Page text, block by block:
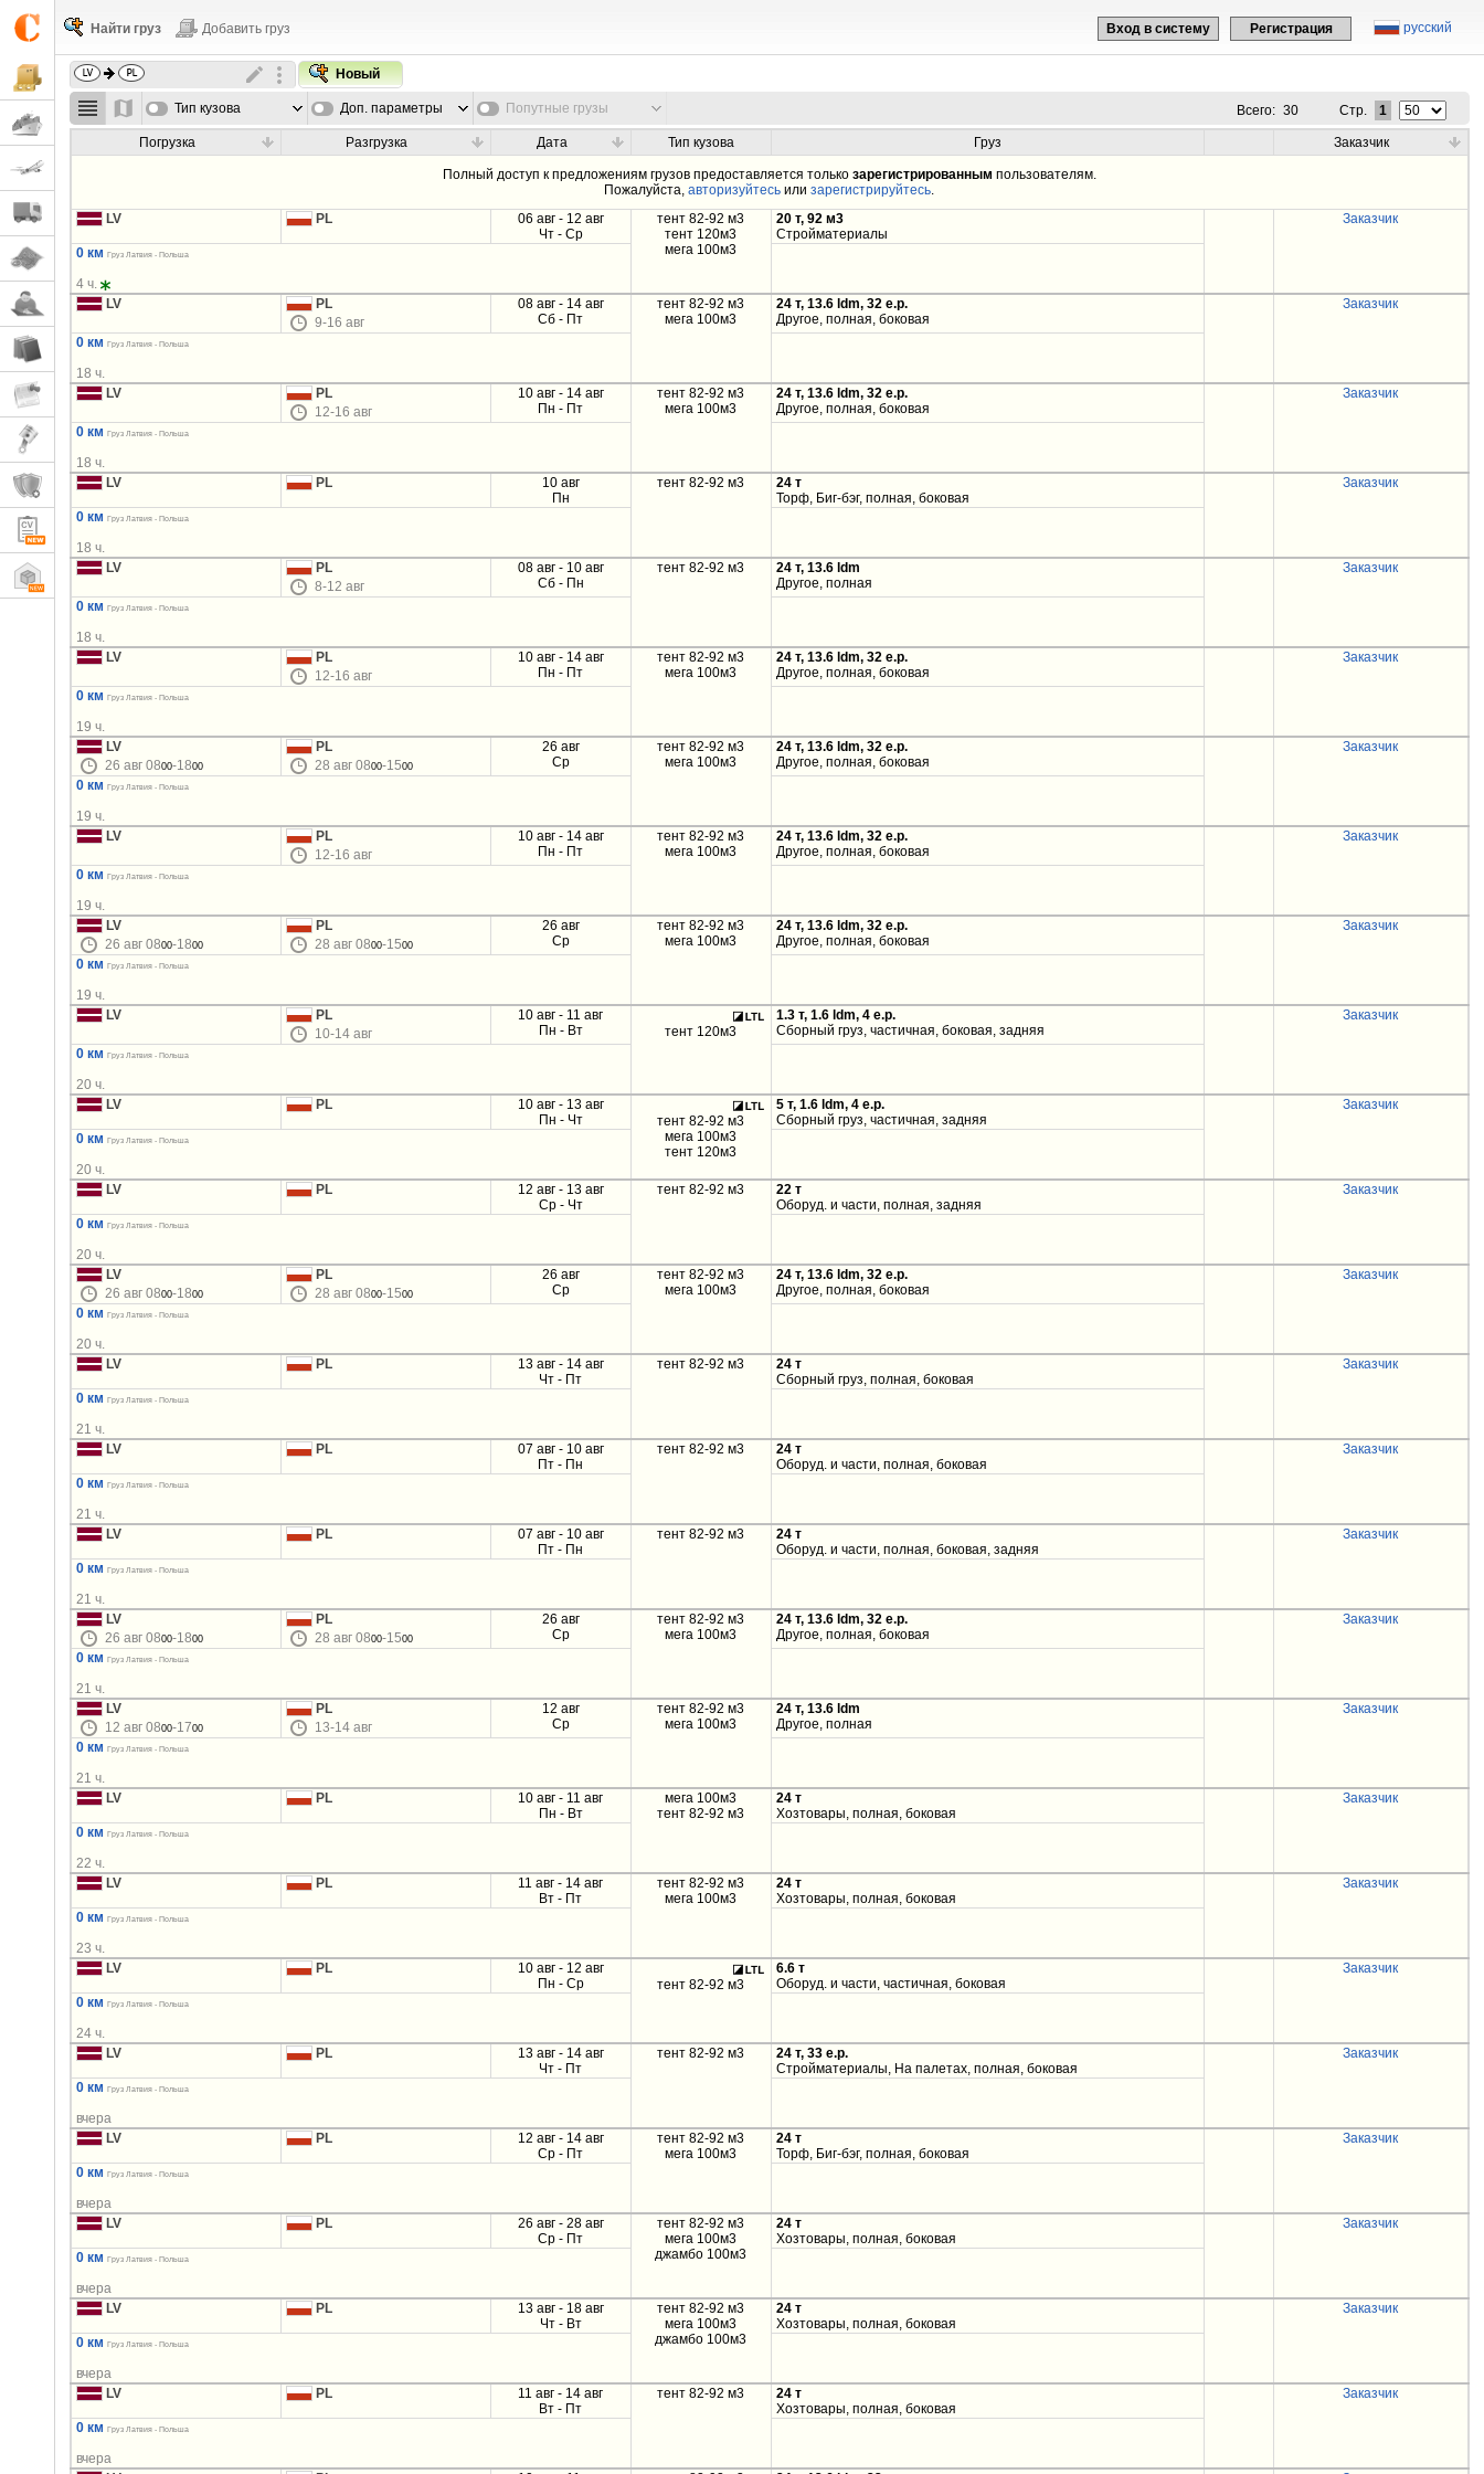
русский
Вход в систему Регистрация
Найти груз Добавить груз
Новый
Тип кузова Доп. параметры Попутные грузы Всего: 30 Стр. 1
Погрузка Разгрузка Дата Тип кузова Груз Заказчик
Полный доступ к предложениям грузов предоставляется только зарегистрированным пользователям.
Пожалуйста,авторизуйтесь илизарегистрируйтесь.
LV
PL
06 авг - 12 авг
Чт - Ср
тент 82-92 м3
тент 120м3
мега 100м3
20 т, 92 м3
Стройматериалы
Заказчик
0 км Груз Латвия - Польша
4 ч.
LV
PL
9-16 авг
08 авг - 14 авг
Сб - Пт
тент 82-92 м3
мега 100м3
24 т, 13.6 ldm, 32 e.p.
Другое, полная, боковая
Заказчик
0 км Груз Латвия - Польша
18 ч.
LV
PL
12-16 авг
10 авг - 14 авг
Пн - Пт
тент 82-92 м3
мега 100м3
24 т, 13.6 ldm, 32 e.p.
Другое, полная, боковая
Заказчик
0 км Груз Латвия - Польша
18 ч.
LV
PL
10 авг
Пн
тент 82-92 м3
24 т
Торф, Биг-бэг, полная, боковая
Заказчик
0 км Груз Латвия - Польша
18 ч.
LV
PL
8-12 авг
08 авг - 10 авг
Сб - Пн
тент 82-92 м3
24 т, 13.6 ldm
Другое, полная
Заказчик
0 км Груз Латвия - Польша
18 ч.
LV
PL
12-16 авг
10 авг - 14 авг
Пн - Пт
тент 82-92 м3
мега 100м3
24 т, 13.6 ldm, 32 e.p.
Другое, полная, боковая
Заказчик
0 км Груз Латвия - Польша
19 ч.
LV
26 авг 0800-1800
PL
28 авг 0800-1500
26 авг
Ср
тент 82-92 м3
мега 100м3
24 т, 13.6 ldm, 32 e.p.
Другое, полная, боковая
Заказчик
0 км Груз Латвия - Польша
19 ч.
LV
PL
12-16 авг
10 авг - 14 авг
Пн - Пт
тент 82-92 м3
мега 100м3
24 т, 13.6 ldm, 32 e.p.
Другое, полная, боковая
Заказчик
0 км Груз Латвия - Польша
19 ч.
LV
26 авг 0800-1800
PL
28 авг 0800-1500
26 авг
Ср
тент 82-92 м3
мега 100м3
24 т, 13.6 ldm, 32 e.p.
Другое, полная, боковая
Заказчик
0 км Груз Латвия - Польша
19 ч.
LV
PL
10-14 авг
10 авг - 11 авг
Пн - Вт
тент 120м3
1.3 т, 1.6 ldm, 4 e.p.
Сборный груз, частичная, боковая, задняя
Заказчик
0 км Груз Латвия - Польша
20 ч.
LV
PL
10 авг - 13 авг
Пн - Чт
тент 82-92 м3
мега 100м3
тент 120м3
5 т, 1.6 ldm, 4 e.p.
Сборный груз, частичная, задняя
Заказчик
0 км Груз Латвия - Польша
20 ч.
LV
PL
12 авг - 13 авг
Ср - Чт
тент 82-92 м3
22 т
Оборуд. и части, полная, задняя
Заказчик
0 км Груз Латвия - Польша
20 ч.
LV
26 авг 0800-1800
PL
28 авг 0800-1500
26 авг
Ср
тент 82-92 м3
мега 100м3
24 т, 13.6 ldm, 32 e.p.
Другое, полная, боковая
Заказчик
0 км Груз Латвия - Польша
20 ч.
LV
PL
13 авг - 14 авг
Чт - Пт
тент 82-92 м3
24 т
Сборный груз, полная, боковая
Заказчик
0 км Груз Латвия - Польша
21 ч.
LV
PL
07 авг - 10 авг
Пт - Пн
тент 82-92 м3
24 т
Оборуд. и части, полная, боковая
Заказчик
0 км Груз Латвия - Польша
21 ч.
LV
PL
07 авг - 10 авг
Пт - Пн
тент 82-92 м3
24 т
Оборуд. и части, полная, боковая, задняя
Заказчик
0 км Груз Латвия - Польша
21 ч.
LV
26 авг 0800-1800
PL
28 авг 0800-1500
26 авг
Ср
тент 82-92 м3
мега 100м3
24 т, 13.6 ldm, 32 e.p.
Другое, полная, боковая
Заказчик
0 км Груз Латвия - Польша
21 ч.
LV
12 авг 0800-1700
PL
13-14 авг
12 авг
Ср
тент 82-92 м3
мега 100м3
24 т, 13.6 ldm
Другое, полная
Заказчик
0 км Груз Латвия - Польша
21 ч.
LV
PL
10 авг - 11 авг
Пн - Вт
мега 100м3
тент 82-92 м3
24 т
Хозтовары, полная, боковая
Заказчик
0 км Груз Латвия - Польша
22 ч.
LV
PL
11 авг - 14 авг
Вт - Пт
тент 82-92 м3
мега 100м3
24 т
Хозтовары, полная, боковая
Заказчик
0 км Груз Латвия - Польша
23 ч.
LV
PL
10 авг - 12 авг
Пн - Ср
тент 82-92 м3
6.6 т
Оборуд. и части, частичная, боковая
Заказчик
0 км Груз Латвия - Польша
24 ч.
LV
PL
13 авг - 14 авг
Чт - Пт
тент 82-92 м3
24 т, 33 e.p.
Стройматериалы, На палетах, полная, боковая
Заказчик
0 км Груз Латвия - Польша
вчера
LV
PL
12 авг - 14 авг
Ср - Пт
тент 82-92 м3
мега 100м3
24 т
Торф, Биг-бэг, полная, боковая
Заказчик
0 км Груз Латвия - Польша
вчера
LV
PL
26 авг - 28 авг
Ср - Пт
тент 82-92 м3
мега 100м3
джамбо 100м3
24 т
Хозтовары, полная, боковая
Заказчик
0 км Груз Латвия - Польша
вчера
LV
PL
13 авг - 18 авг
Чт - Вт
тент 82-92 м3
мега 100м3
джамбо 100м3
24 т
Хозтовары, полная, боковая
Заказчик
0 км Груз Латвия - Польша
вчера
LV
PL
11 авг - 14 авг
Вт - Пт
тент 82-92 м3
24 т
Хозтовары, полная, боковая
Заказчик
0 км Груз Латвия - Польша
вчера